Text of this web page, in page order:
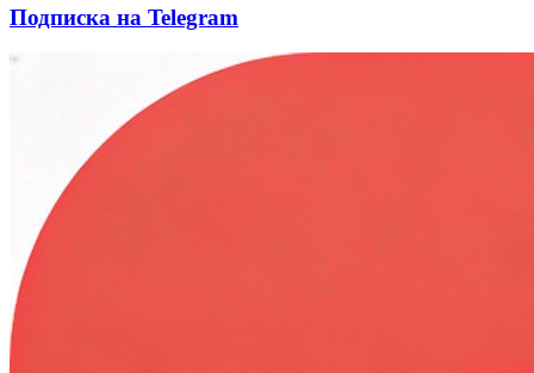
Подписка на Telegram